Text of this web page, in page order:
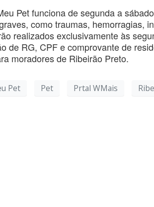
Pet funciona de segunda a
como traumas, hemorragias,
realizados exclusivamente às
de RG, CPF e comprovante de
moradores de Ribeirão Preto.
Pet Pet Prtal WMais